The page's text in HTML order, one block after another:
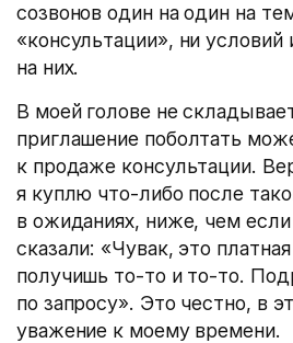
созвонов один на один на
«консультации», ни
на них.
В моей голове не
приглашение поболтать
к продаже консультации.
я куплю что-либо после
в ожиданиях, ниже, чем
сказали: «Чувак, это
получишь то-то и то-то.
по запросу». Это честно, в
уважение к моему времени.